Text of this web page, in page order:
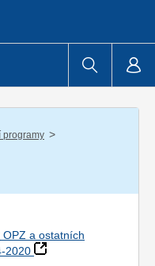
programy /
a ostatních
2020